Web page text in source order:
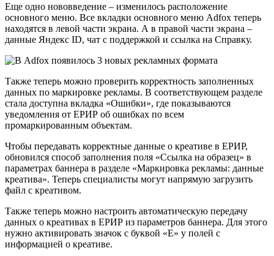
Еще одно нововведение – изменилось расположение
основного меню. Все вкладки основного меню Adfox теперь
находятся в левой части экрана. А в правой части экрана –
данные Яндекс ID, чат с поддержкой и ссылка на Справку.
Также теперь можно проверить корректность заполненных
данных по маркировке рекламы. В соответствующем разделе
стала доступна вкладка «Ошибки», где показываются
уведомления от ЕРИР об ошибках по всем
промаркированным объектам.
Чтобы передавать корректные данные о креативе в ЕРИР,
обновился способ заполнения поля «Ссылка на образец» в
параметрах баннера в разделе «Маркировка рекламы: данные
креатива». Теперь специалисты могут напрямую загрузить
файл с креативом.
Также теперь можно настроить автоматическую передачу
данных о креативах в ЕРИР из параметров баннера. Для этого
нужно активировать значок с буквой «Е» у полей с
информацией о креативе.